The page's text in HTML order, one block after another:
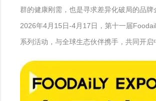
群的健康刚需，也是寻求差异化破局的品
2026年4月15日-4月17日，第十一届
系列活动，与全球生态伙伴携手，共同开